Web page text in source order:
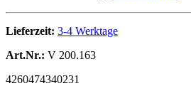
Lieferzeit: 3-4 Werktage
Art.Nr.: V 200.163
4260474340231